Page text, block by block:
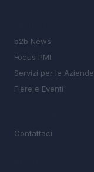
b2b News
Focus PMI
Servizi per le Aziende
Fiere e Eventi
Contattaci